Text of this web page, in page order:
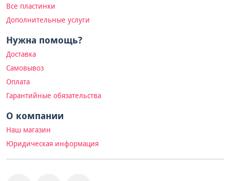
Все пластинки
Дополнительные услуги
Нужна помощь?
Доставка
Самовывоз
Оплата
Гарантийные обязательства
О компании
Наш магазин
Юридическая информация